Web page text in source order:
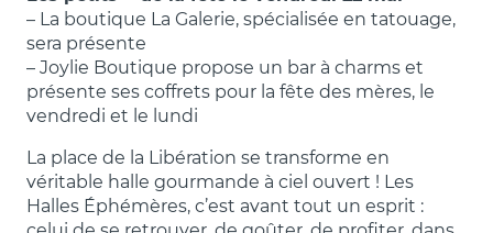
– La boutique La Galerie, spécialisée en tatouage,
sera présente
– Joylie Boutique propose un bar à charms et
présente ses coffrets pour la fête des mères, le
vendredi et le lundi
La place de la Libération se transforme en
véritable halle gourmande à ciel ouvert ! Les
Halles Éphémères, c’est avant tout un esprit :